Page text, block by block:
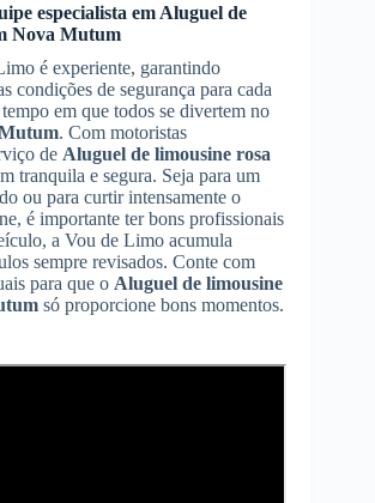
especialista em Aluguel de
Nova Mutum
é experiente, garantindo
condições de segurança para cada
em que todos se divertem no
. Com motoristas
de Aluguel de limousine rosa
tranquila e segura. Seja para um
ou para curtir intensamente o
é importante ter bons profissionais
a Vou de Limo acumula
sempre revisados. Conte com
para que o Aluguel de limousine
só proporcione bons momentos.